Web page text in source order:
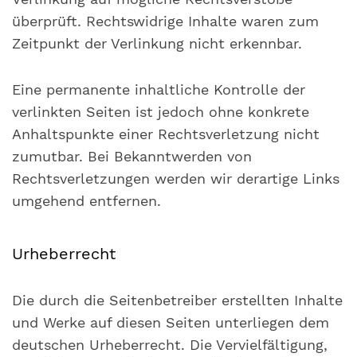
überprüft. Rechtswidrige Inhalte waren zum
Zeitpunkt der Verlinkung nicht erkennbar.
Eine permanente inhaltliche Kontrolle der
verlinkten Seiten ist jedoch ohne konkrete
Anhaltspunkte einer Rechtsverletzung nicht
zumutbar. Bei Bekanntwerden von
Rechtsverletzungen werden wir derartige Links
umgehend entfernen.
Urheberrecht
Die durch die Seitenbetreiber erstellten Inhalte
und Werke auf diesen Seiten unterliegen dem
deutschen Urheberrecht. Die Vervielfältigung,